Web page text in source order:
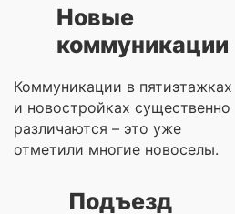
Новые
коммуникации
Коммуникации в пятиэтажках
и новостройках существенно
различаются – это уже
отметили многие новоселы.
Подъезд